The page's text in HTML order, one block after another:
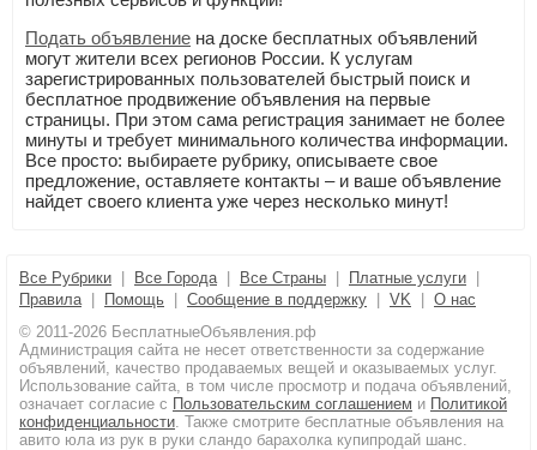
Подать объявление на доске бесплатных объявлений
могут жители всех регионов России. К услугам
зарегистрированных пользователей быстрый поиск и
бесплатное продвижение объявления на первые
страницы. При этом сама регистрация занимает не более
минуты и требует минимального количества информации.
Все просто: выбираете рубрику, описываете свое
предложение, оставляете контакты – и ваше объявление
найдет своего клиента уже через несколько минут!
Все Рубрики Все Города| Все Страны Платные услуги
Правила| Помощь Сообщение в поддержку VK
О нас
© 2011-2026 БесплатныеОбъявления.рф
Администрация сайта не несет ответственности за содержание
объявлений, качество продаваемых вещей и оказываемых услуг.
Использование сайта, в том числе просмотр и подача объявлений,
означает согласие с Пользовательским соглашением и Политикой
конфиденциальности. Также смотрите бесплатные объявления на
авито юла из рук в руки сландо барахолка купипродай шанс.